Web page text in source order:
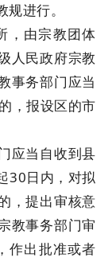
进行。
由宗教团体
人民政府宗教
事务部门应当
，报设区的市
应当自收到县
30日内，对拟
，提出审核意
教事务部门审
作出批准或者